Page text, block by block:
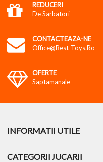
REDUCERI
De Sarbatori
CONTACTEAZA-NE
Office@best-Toys.ro
OFERTE
Saptamanale
INFORMATII UTILE
CATEGORII JUCARII